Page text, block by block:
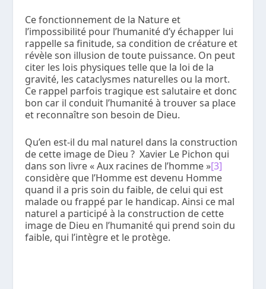
Ce fonctionnement de la Nature et
l’impossibilité pour l’humanité d’y échapper lui
rappelle sa finitude, sa condition de créature et
révèle son illusion de toute puissance. On peut
citer les lois physiques telle que la loi de la
gravité, les cataclysmes naturelles ou la mort.
Ce rappel parfois tragique est salutaire et donc
bon car il conduit l’humanité à trouver sa place
et reconnaître son besoin de Dieu.
Qu’en est-il du mal naturel dans la construction
de cette image de Dieu ? Xavier Le Pichon qui
dans son livre « Aux racines de l’homme »[3]
considère que l’Homme est devenu Homme
quand il a pris soin du faible, de celui qui est
malade ou frappé par le handicap. Ainsi ce mal
naturel a participé à la construction de cette
image de Dieu en l’humanité qui prend soin du
faible, qui l’intègre et le protège.